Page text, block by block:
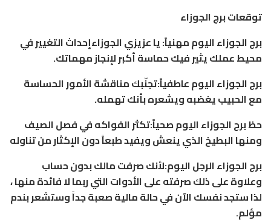
توقعات برج الجوزاء
برج الجوزاء اليوم مهنياً: يا عزيزي الجوزاءإحداث التغيير في
محيط عملك يثير فيك حماسة أكبر لإنجاز مهماتك.
برج الجوزاء اليوم عاطفياً:تجنّبك مناقشة الأمور الحساسة
مع الحبيب يغضبه ويشعره بأنك تهمله.
حظ برج الجوزاء اليوم صحياً:تكثر الفواكه في فصل الصيف
ومنها البطيخ الذي ينعش ويفيد طبعاً دون الإكثار من تناوله
برج الجوزاء الرجل اليوم:لأنك صرفت مالك بدون حساب
وعلاوة على ذلك صرفته على الأدوات التي ربما لا فائدة منها ،
لذا ستجد نفسك الآن في حالة مالية صعبة جداً وستشعر بندم
مؤلم.